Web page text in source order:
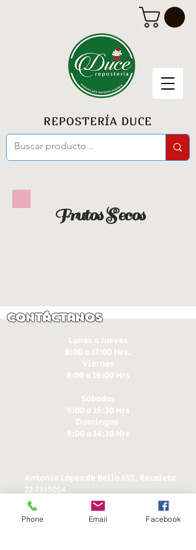
REPOSTERÍA DUCE
Frutos Secos
Contáctanos
Lunes a Jueves
8:00 a 17:00 Hrs.
Viernes
8:00 a 16:00 Hrs​
Sábados
9:00 a 16:30 Hrs
Domingos
9:00 a 14:30 Hrs
Antonia López de Bello 653, Recoleta
22 7355054
22 7375725
+56 9 75224598
ducereposteria@gmail.com
Phone Email Facebook